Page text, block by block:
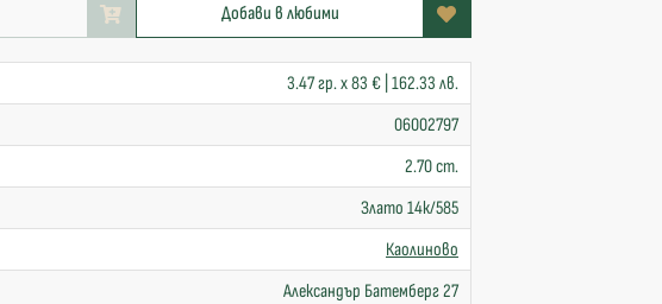
Добави в любими
3.47 гр. x 83 € | 162.33 лв.
06002797
2.70 cm.
Злато 14к/585
Каолиново
Александър Батемберг 27